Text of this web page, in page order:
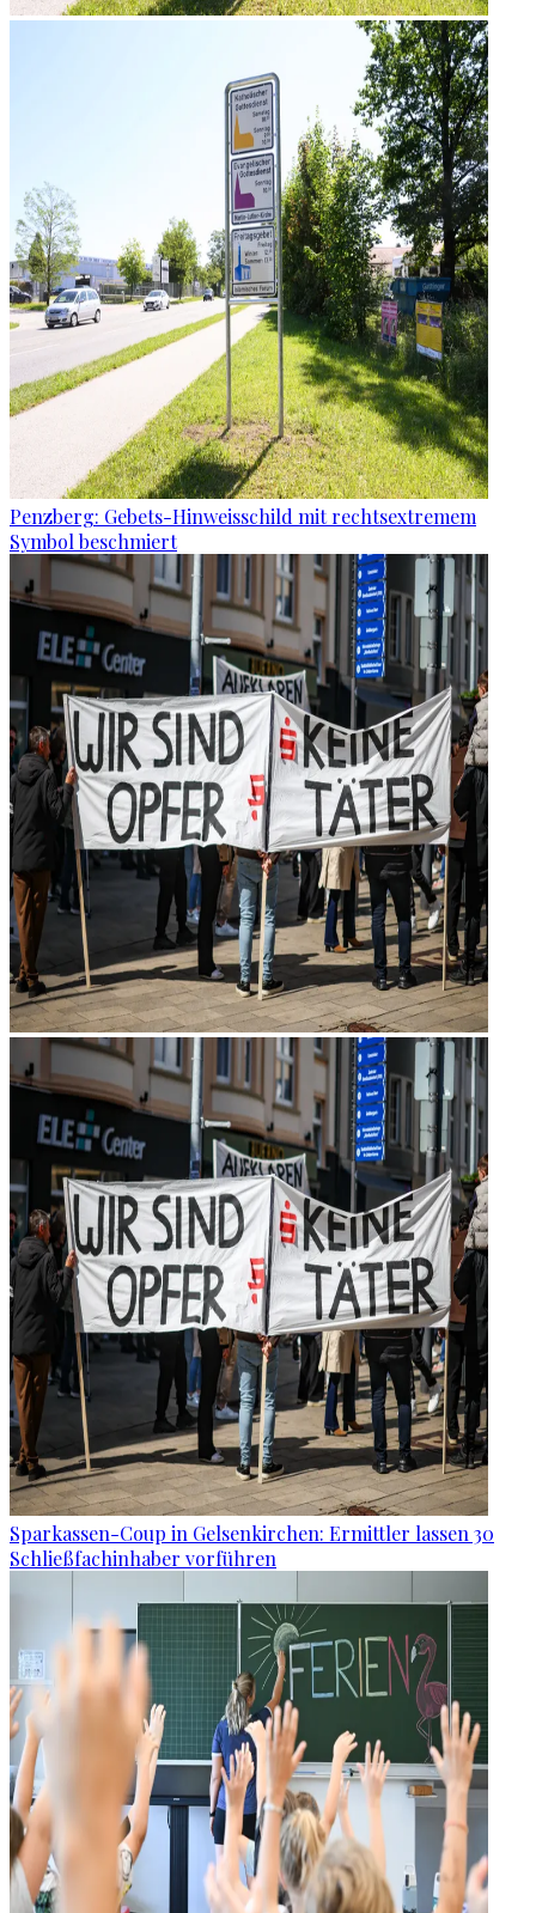
Penzberg: Gebets-Hinweisschild mit rechtsextremem
Symbol beschmiert
Sparkassen-Coup in Gelsenkirchen: Ermittler lassen 30
Schließfachinhaber vorführen